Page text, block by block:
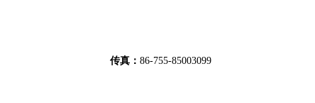
传真： 86-755-85003099